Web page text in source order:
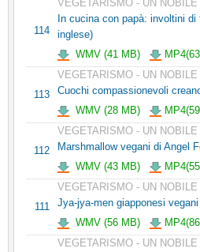
114
VEGETARISMO - UN
In cucina con papà: involtini
inglese)
WMV (41 MB)
113
VEGETARISMO - UN
Cuochi compassionevoli
WMV (28 MB)
112
VEGETARISMO - UN
Marshmallow vegani di Angel
WMV (43 MB)
111
VEGETARISMO - UN
Jya-jya-men giapponesi
WMV (56 MB)
VEGETARISMO - UN